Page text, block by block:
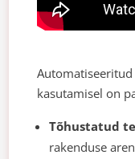
kasutamisel on
Tõhustatud
rakenduse